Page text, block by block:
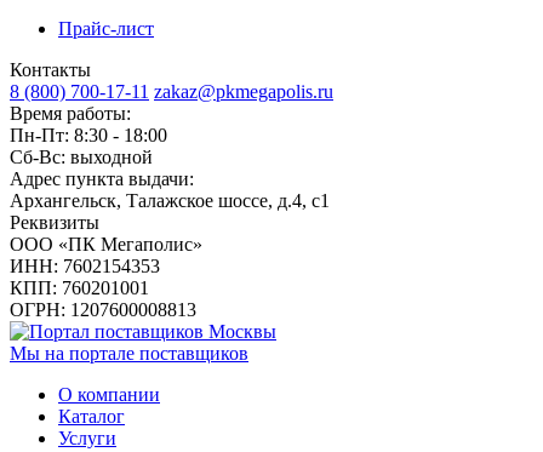
Прайс-лист
Контакты
8 (800) 700-17-11 zakaz@pkmegapolis.ru
Время работы:
Пн-Пт: 8:30 - 18:00
Сб-Вс: выходной
Адрес пункта выдачи:
Архангельск, Талажское шоссе, д.4, с1
Реквизиты
ООО «ПК Мегаполис»
ИНН: 7602154353
КПП: 760201001
ОГРН: 1207600008813
Мы на портале поставщиков
О компании
Каталог
Услуги